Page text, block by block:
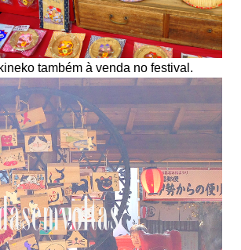
também à venda no festival.